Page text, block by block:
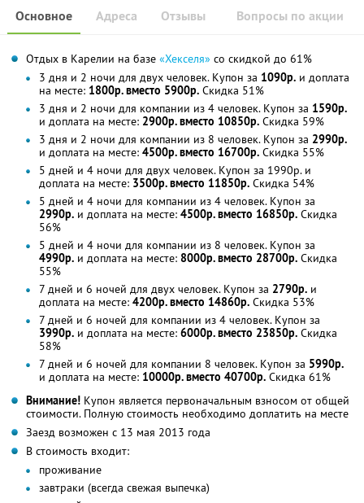
Основное Отзывы Вопросы по акции
Адреса
Отдых в Карелии на базе «Хекселя» со скидкой до 61%
3 дня и 2 ночи для двух человек. Купон за 1090р. и доплата
на месте: 1800р. вместо 5900р. Скидка 51%
3 дня и 2 ночи для компании из 4 человек. Купон за 1590р.
и доплата на месте: 2900р. вместо 10850р. Скидка 59%
3 дня и 2 ночи для компании из 8 человек. Купон за 2990р.
и доплата на месте: 4500р. вместо 16700р. Скидка 55%
5 дней и 4 ночи для двух человек. Купон за 1990р. и
доплата на месте: 3500р. вместо 11850р. Скидка 54%
5 дней и 4 ночи для компании из 4 человек. Купон за
2990р. и доплата на месте: 4500р. вместо 16850р. Скидка
56%
5 дней и 4 ночи для компании из 8 человек. Купон за
4990р. и доплата на месте: 8000р. вместо 28700р. Скидка
55%
7 дней и 6 ночей для двух человек. Купон за 2790р. и
доплата на месте: 4200р. вместо 14860р. Скидка 53%
7 дней и 6 ночей для компании из 4 человек. Купон за
3990р. и доплата на месте: 6000р. вместо 23850р. Скидка
58%
7 дней и 6 ночей для компании 8 человек. Купон за 5990р.
и доплата на месте: 10000р. вместо 40700р. Скидка 61%
Внимание! Купон является первоначальным взносом от общей
стоимости. Полную стоимость необходимо доплатить на месте
Заезд возможен с 13 мая 2013 года
В стоимость входит:
проживание
завтраки (всегда свежая выпечка)